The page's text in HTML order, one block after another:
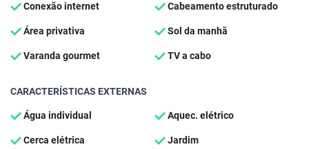
Conexão internet Cabeamento estruturado
Área privativa Sol da manhã
Varanda gourmet TV a cabo
CARACTERÍSTICAS EXTERNAS
Água individual Aquec. elétrico
Cerca elétrica Jardim